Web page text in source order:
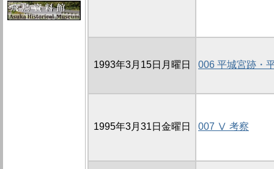
1993年3月15日月曜日 006 平城宮跡・
1995年3月31日金曜日 007 Ⅴ 考察